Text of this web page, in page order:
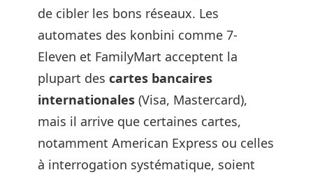
de cibler les bons réseaux. Les
automates des konbini comme 7-
Eleven et FamilyMart acceptent la
plupart des cartes bancaires
internationales (Visa, Mastercard),
mais il arrive que certaines cartes,
notamment American Express ou celles
à interrogation systématique, soient